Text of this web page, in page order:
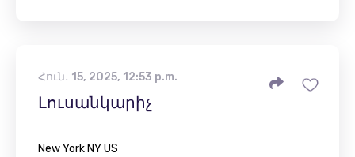
Հուն․ 15, 2025, 12:53 p.m.
Լուսանկարիչ
New York NY US